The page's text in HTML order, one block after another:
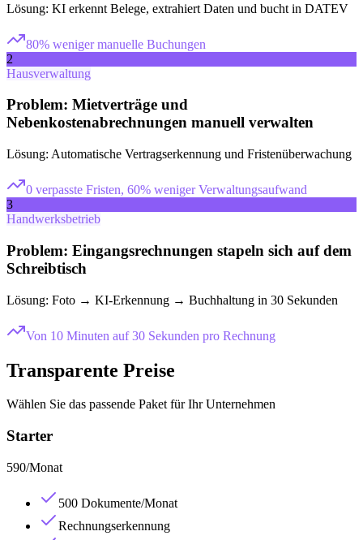
Lösung: KI erkennt Belege, extrahiert Daten und bucht in DATEV
80% weniger manuelle Buchungen
2
Hausverwaltung
Problem: Mietverträge und
Nebenkostenabrechnungen manuell verwalten
Lösung: Automatische Vertragserkennung und Fristenüberwachung
0 verpasste Fristen, 60% weniger Verwaltungsaufwand
3
Handwerksbetrieb
Problem: Eingangsrechnungen stapeln sich auf dem
Schreibtisch
Lösung: Foto → KI-Erkennung → Buchhaltung in 30 Sekunden
Von 10 Minuten auf 30 Sekunden pro Rechnung
Transparente Preise
Wählen Sie das passende Paket für Ihr Unternehmen
Starter
590/Monat
500 Dokumente/Monat
Rechnungserkennung